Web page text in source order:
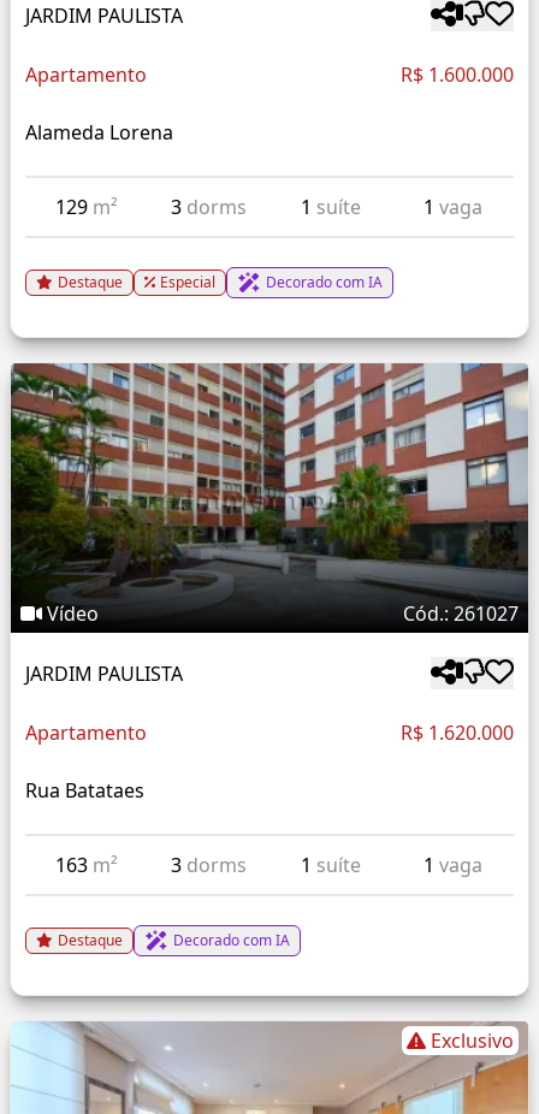
JARDIM PAULISTA
Apartamento R$ 1.600.000
Alameda Lorena
129 m² 3 dorms 1 suíte 1 vaga
Destaque Especial Decorado com IA
Vídeo Cód.: 261027
JARDIM PAULISTA
Apartamento R$ 1.620.000
Rua Batataes
163 m² 3 dorms 1 suíte 1 vaga
Destaque Decorado com IA
Exclusivo